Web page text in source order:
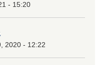
- 15:20
2020 - 12:22